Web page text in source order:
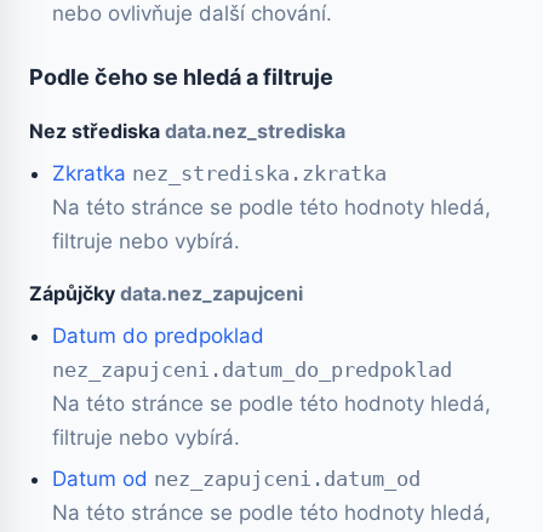
nebo ovlivňuje další chování.
Podle čeho se hledá a filtruje
Nez střediska data.nez_strediska
Zkratka nez_strediska.zkratka
Na této stránce se podle této hodnoty hledá,
filtruje nebo vybírá.
Zápůjčky data.nez_zapujceni
Datum do predpoklad
nez_zapujceni.datum_do_predpoklad
Na této stránce se podle této hodnoty hledá,
filtruje nebo vybírá.
Datum od nez_zapujceni.datum_od
Na této stránce se podle této hodnoty hledá,